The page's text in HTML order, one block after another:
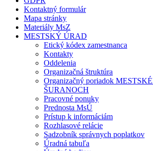
Kontaktný formulár
Mapa stránky
Materiály MsZ
MESTSKÝ ÚRAD
Etický kódex zamestnanca
Kontakty
Oddelenia
Organizačná štruktúra
Organizačný poriadok
ŠURANOCH
Pracovné ponuky
Prednosta MsÚ
Prístup k informáciám
Rozhlasové relácie
Sadzobník správnych poplatkov
Úradná tabuľa